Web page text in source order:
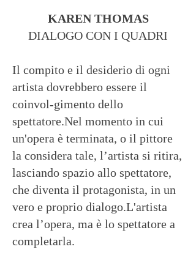
KAREN THOMAS
DIALOGO CON I QUADRI
Il compito e il desiderio di ogni
artista dovrebbero essere il
coinvol-gimento dello
spettatore.Nel momento in cui
un'opera è terminata, o il pittore
la considera tale, l’artista si ritira,
lasciando spazio allo spettatore,
che diventa il protagonista, in un
vero e proprio dialogo.L'artista
crea l’opera, ma è lo spettatore a
completarla.